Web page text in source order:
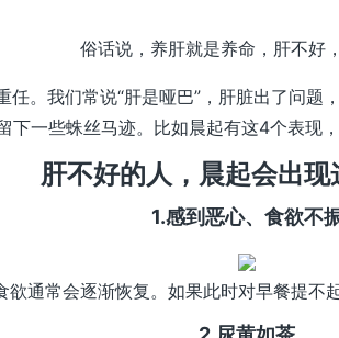
俗话说，养肝就是养命，肝不好
。我们常说“肝是哑巴”，肝脏出了问
下一些蛛丝马迹。比如晨起有这4个表现
肝不好的人，晨起会出
1.感到恶心、食欲不
通常会逐渐恢复。如果此时对早餐提不